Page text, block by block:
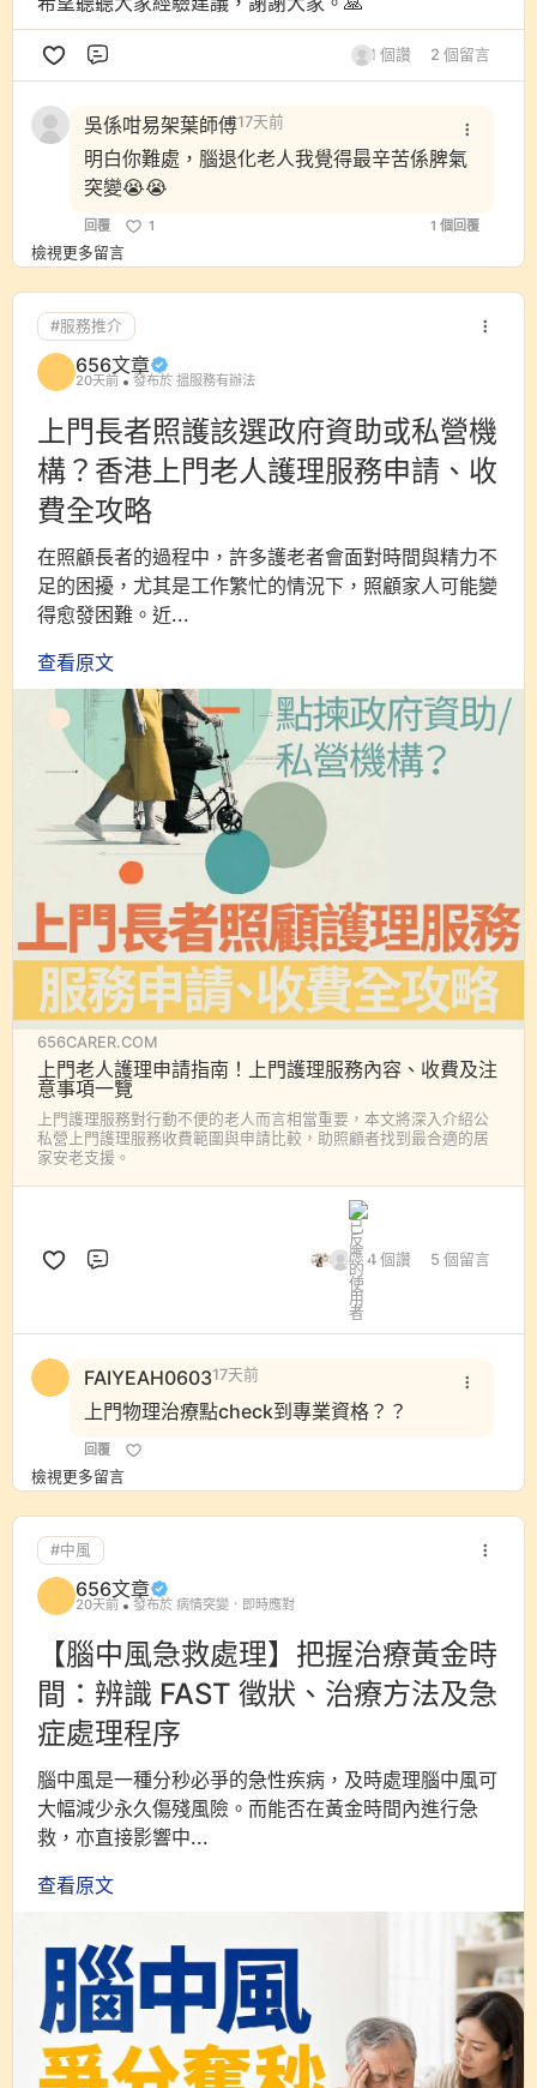
1 個讚 2 個留言
吳係咁易架葉師傅17天前
明白你難處，腦退化老人我覺得最辛苦係脾氣
突變😭😭
回覆 1 1 個回覆
檢視更多留言
#服務推介
656文章
20天前 發布於 搵服務有辦法
上門長者照護該選政府資助或私營機
構？香港上門老人護理服務申請、收
費全攻略
在照顧長者的過程中，許多護老者會面對時間與精力不
足的困擾，尤其是工作繁忙的情況下，照顧家人可能變
得愈發困難。近...
查看原文
656CARER.COM
上門老人護理申請指南！上門護理服務內容、收費及注
意事項一覽
上門護理服務對行動不便的老人而言相當重要，本文將深入介紹公
私營上門護理服務收費範圍與申請比較，助照顧者找到最合適的居
家安老支援。
4 個讚 5 個留言
FAIYEAH060317天前
上門物理治療點check到專業資格？？
回覆
檢視更多留言
#中風
656文章
20天前 發布於 病情突變．即時應對
【腦中風急救處理】把握治療黃金時
間：辨識 FAST 徵狀、治療方法及急
症處理程序
腦中風是一種分秒必爭的急性疾病，及時處理腦中風可
大幅減少永久傷殘風險。而能否在黃金時間內進行急
救，亦直接影響中...
查看原文